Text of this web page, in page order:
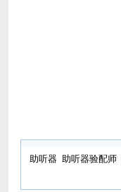
助听器 助听器验配师